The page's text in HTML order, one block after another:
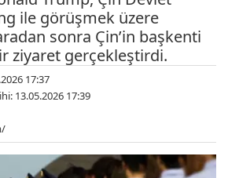
ile görüşmek üzere
sonra Çin’in başkenti
ziyaret gerçekleştirdi.
17:37
13.05.2026 17:39